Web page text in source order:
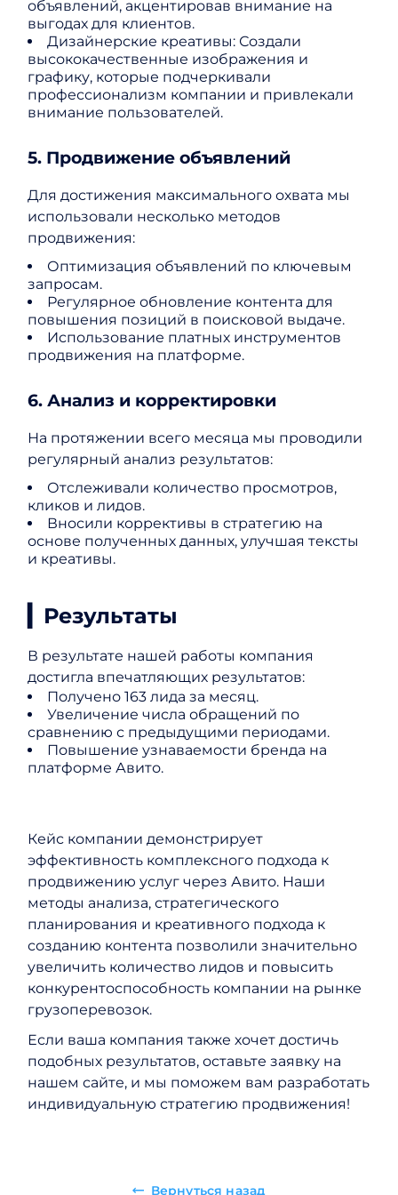
объявлений, акцентировав внимание на
выгодах для клиентов.
Дизайнерские креативы: Создали
высококачественные изображения и
графику, которые подчеркивали
профессионализм компании и привлекали
внимание пользователей.
5. Продвижение объявлений
Для достижения максимального охвата мы
использовали несколько методов
продвижения:
Оптимизация объявлений по ключевым
запросам.
Регулярное обновление контента для
повышения позиций в поисковой выдаче.
Использование платных инструментов
продвижения на платформе.
6. Анализ и корректировки
На протяжении всего месяца мы проводили
регулярный анализ результатов:
Отслеживали количество просмотров,
кликов и лидов.
Вносили коррективы в стратегию на
основе полученных данных, улучшая тексты
и креативы.
▎Результаты
В результате нашей работы компания
достигла впечатляющих результатов:
Получено 163 лида за месяц.
Увеличение числа обращений по
сравнению с предыдущими периодами.
Повышение узнаваемости бренда на
платформе Авито.
Кейс компании демонстрирует
эффективность комплексного подхода к
продвижению услуг через Авито. Наши
методы анализа, стратегического
планирования и креативного подхода к
созданию контента позволили значительно
увеличить количество лидов и повысить
конкурентоспособность компании на рынке
грузоперевозок.
Если ваша компания также хочет достичь
подобных результатов, оставьте заявку на
нашем сайте, и мы поможем вам разработать
индивидуальную стратегию продвижения!
Вернуться назад